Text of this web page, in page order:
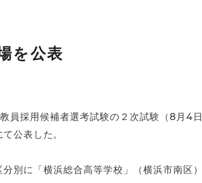
を公表
員採用候補者選考試験の２次試験（8月4
て公表した。
別に「横浜総合高等学校」（横浜市南区